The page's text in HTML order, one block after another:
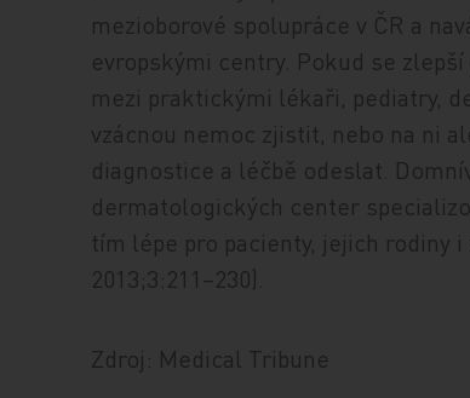
mezioborové spolupráce v ČR a
evropskými centry. Pokud se
mezi praktickými lékaři, pediatry,
vzácnou nemoc zjistit, nebo na ni
diagnostice a léčbě odeslat.
dermatologických center
tím lépe pro pacienty, jejich rodiny
2013;3:211–230).
Zdroj: Medical Tribune